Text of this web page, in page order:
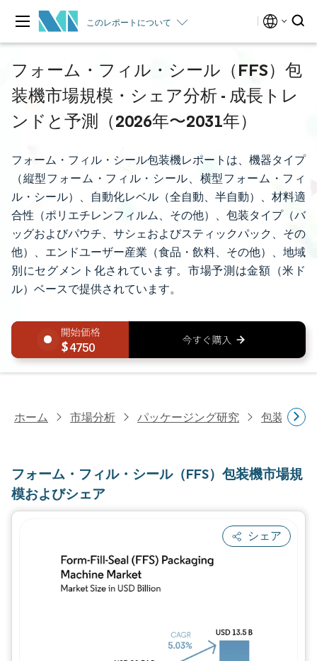
このレポートについて
フォーム・フィル・シール（FFS）包
装機市場規模・シェア分析 - 成長トレ
ンドと予測（2026年〜2031年）
フォーム・フィル・シール包装機レポートは、機器タイプ
（縦型フォーム・フィル・シール、横型フォーム・フィ
ル・シール）、自動化レベル（全自動、半自動）、材料適
合性（ポリエチレンフィルム、その他）、包装タイプ（バ
ッグおよびパウチ、サシェおよびスティックパック、その
他）、エンドユーザー産業（食品・飲料、その他）、地域
別にセグメント化されています。市場予測は金額（米ド
ル）ベースで提供されています。
4750
ホーム 市場分析 パッケージング研究 包装機械
フォーム・フィル・シール（FFS）包装機市場規
模およびシェア
シェア